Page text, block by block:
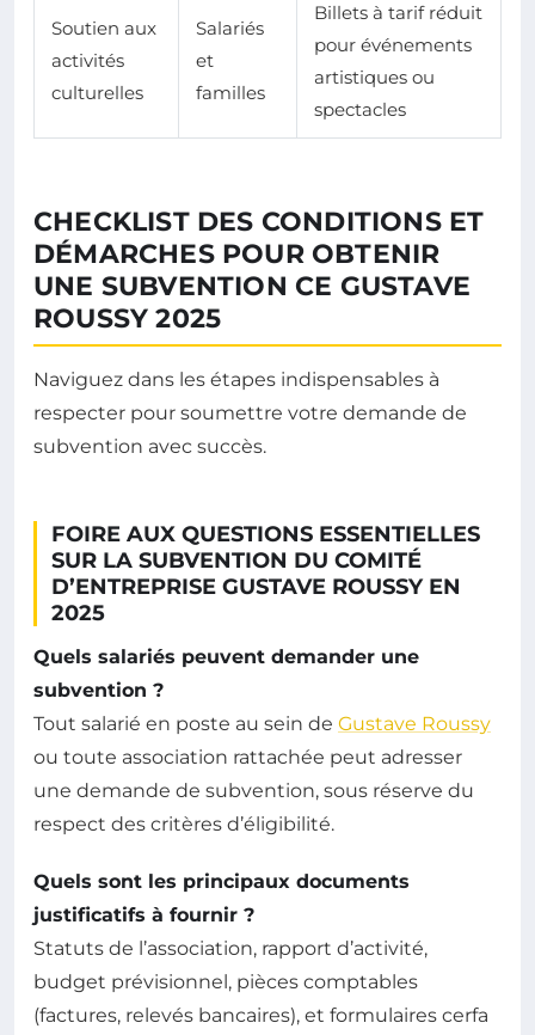
Soutien aux
activités
culturelles
Salariés
et
familles
Billets à tarif réduit
pour événements
artistiques ou
spectacles
CHECKLIST DES CONDITIONS ET
DÉMARCHES POUR OBTENIR
UNE SUBVENTION CE GUSTAVE
ROUSSY 2025
Naviguez dans les étapes indispensables à
respecter pour soumettre votre demande de
subvention avec succès.
FOIRE AUX QUESTIONS ESSENTIELLES
SUR LA SUBVENTION DU COMITÉ
D’ENTREPRISE GUSTAVE ROUSSY EN
2025
Quels salariés peuvent demander une
subvention ?
Tout salarié en poste au sein de Gustave Roussy
ou toute association rattachée peut adresser
une demande de subvention, sous réserve du
respect des critères d’éligibilité.
Quels sont les principaux documents
justificatifs à fournir ?
Statuts de l’association, rapport d’activité,
budget prévisionnel, pièces comptables
(factures, relevés bancaires), et formulaires cerfa